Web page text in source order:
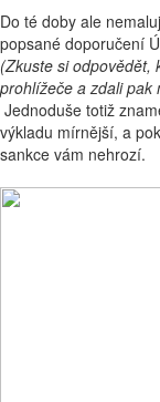
Do té doby ale
popsané doporučení
(Zkuste si odpovědět,
prohlížeče a zdali pak
Jednoduše totiž
výkladu mírnější, a
sankce vám nehrozí.